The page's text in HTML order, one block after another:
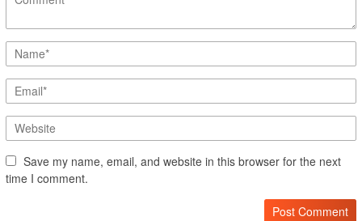
Save my name, email, and website in this browser for the next
time I comment.